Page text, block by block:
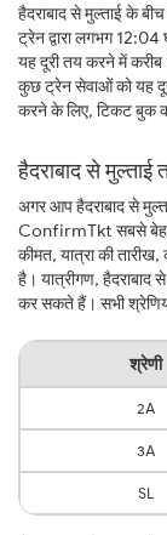
हैदराबाद से मुल्ताई के
ट्रेन द्वारा लगभग
यह दूरी तय करने में
कुछ ट्रेन सेवाओं को यह
करने के लिए, टिकट बुक
हैदराबाद से
अगर आप हैदराबाद से
ConfirmTkt सबसे
कीमत, यात्रा की
है। यात्रीगण,
कर सकते हैं। सभी
श्रेणी
2A
3A
SL